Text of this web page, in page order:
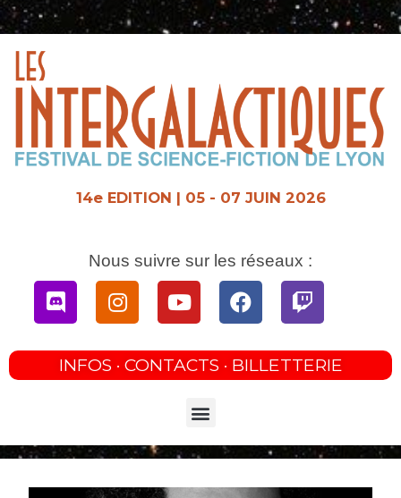
Aller
au
14e EDITION | 05 - 07 JUIN 2026
Nous suivre sur les réseaux :
DiscordInstagramYoutubeFacebookTwitch
INFOS · CONTACTS · BILLETTERIE
Menu